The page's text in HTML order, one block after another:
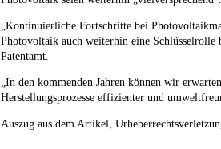
„Kontinuierliche Fortschritte bei
Photovoltaik auch weiterhin eine Schlüsselrolle
Patentamt.
„In den kommenden Jahren können wir
Herstellungsprozesse effizienter und
Auszug aus dem Artikel,